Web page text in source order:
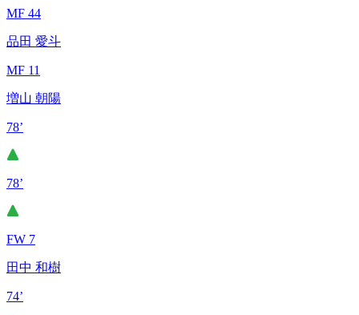
MF 44
品田 愛斗
MF 11
増山 朝陽
78’
78’
FW 7
田中 和樹
74’